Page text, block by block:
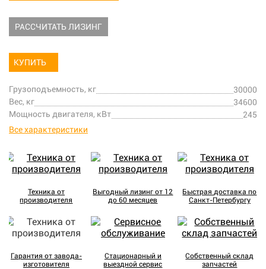
РАССЧИТАТЬ ЛИЗИНГ
КУПИТЬ
Грузоподъемность, кг
30000
Вес, кг
34600
Мощность двигателя, кВт
245
Все характеристики
Техника от
производителя
Выгодный лизинг от 12
до 60 месяцев
Быстрая доставка по
Санкт-Петербургу
Гарантия от завода-
изготовителя
Стационарный и
выездной сервис
Собственный склад
запчастей